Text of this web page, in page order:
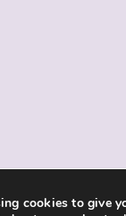
cookies to give